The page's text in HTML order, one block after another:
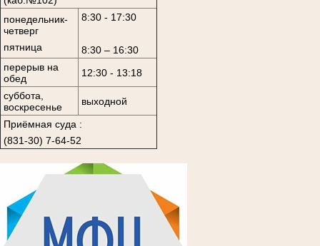
понедельник-
четверг
пятница
8:30 - 17:30
8:30 – 16:30
перерыв на
обед
12:30 - 13:18
суббота,
воскресенье
выходной
Приёмная суда :
(831-30) 7-64-52